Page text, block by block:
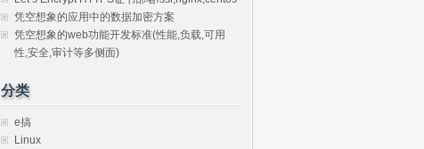
凭空想象的应用中的数据加密方案
凭空想象的web功能开发标准(性能,负载,可用
性,安全,审计等多侧面)
分类
e搞
Linux